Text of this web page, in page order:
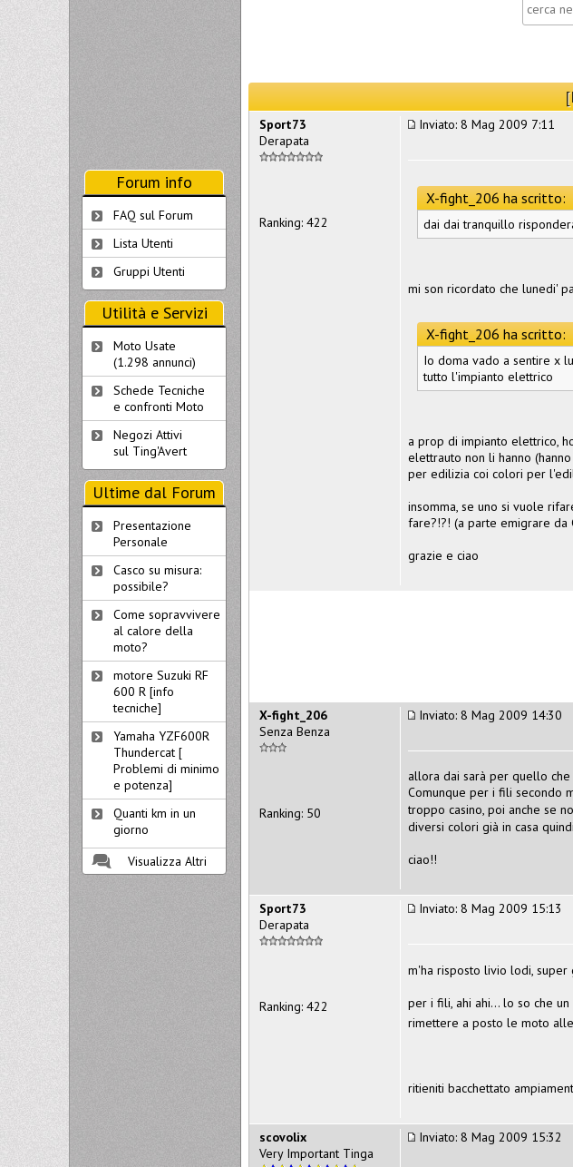
Inviato: 8 Mag 2009 7:11
X-fight_206 ha scritto:
dai dai tranquillo
mi son ricordato che lunedi'
X-fight_206 ha scritto:
Io doma vado a sentire x
tutto l'impianto elettrico
a prop di impianto elettrico,
elettrauto non li hanno
per edilizia coi colori per
insomma, se uno si vuole
fare?!?! (a parte emigrare da
grazie e ciao
Sport73
Derapata
Ranking: 422
Inviato: 8 Mag 2009 14:30
allora dai sarà per quello
Comunque per i fili secondo
troppo casino, poi anche se
diversi colori già in casa
ciao!!
X-fight_206
Senza Benza
Ranking: 50
Inviato: 8 Mag 2009 15:13
m'ha risposto livio lodi, super
per i fili, ahi ahi... lo so che
rimettere a posto le moto
ritieniti bacchettato
Sport73
Derapata
Ranking: 422
Inviato: 8 Mag 2009 15:32
scovolix
Very Important Tinga
Forum info
FAQ sul Forum
Lista Utenti
Gruppi Utenti
Utilità e Servizi
Moto Usate
(1.298 annunci)
Schede Tecniche
e confronti Moto
Negozi Attivi
sul Ting'Avert
Ultime dal Forum
Presentazione
Personale
Casco su misura:
possibile?
Come sopravvivere
al calore della
moto?
motore Suzuki RF
600 R [info
tecniche]
Yamaha YZF600R
Thundercat [
Problemi di minimo
e potenza]
Quanti km in un
giorno
Visualizza Altri